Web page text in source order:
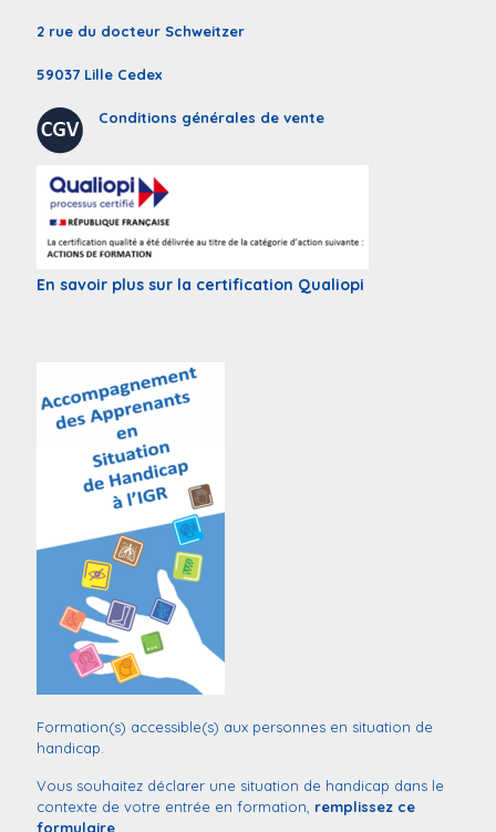
2 rue du docteur Schweitzer
59037 Lille Cedex
Conditions générales de vente
En savoir plus sur la certification Qualiopi
Formation(s) accessible(s) aux personnes en situation de
handicap.
Vous souhaitez déclarer une situation de handicap dans le
contexte de votre entrée en formation, remplissez ce
formulaire